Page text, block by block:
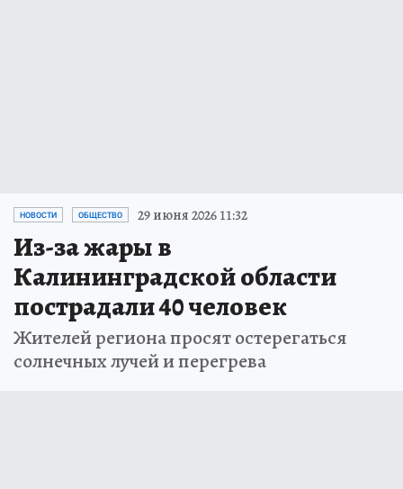
НОВОСТИ ОБЩЕСТВО 29 июня 2026 11:32
Из-за жары в
Калининградской области
пострадали 40 человек
Жителей региона просят остерегаться
солнечных лучей и перегрева